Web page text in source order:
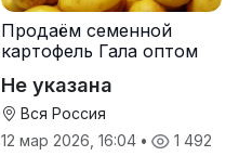
Продаём семенной
картофель Гала оптом
Не указана
Вся Россия
12 мар 2026, 16:04 • 1 492